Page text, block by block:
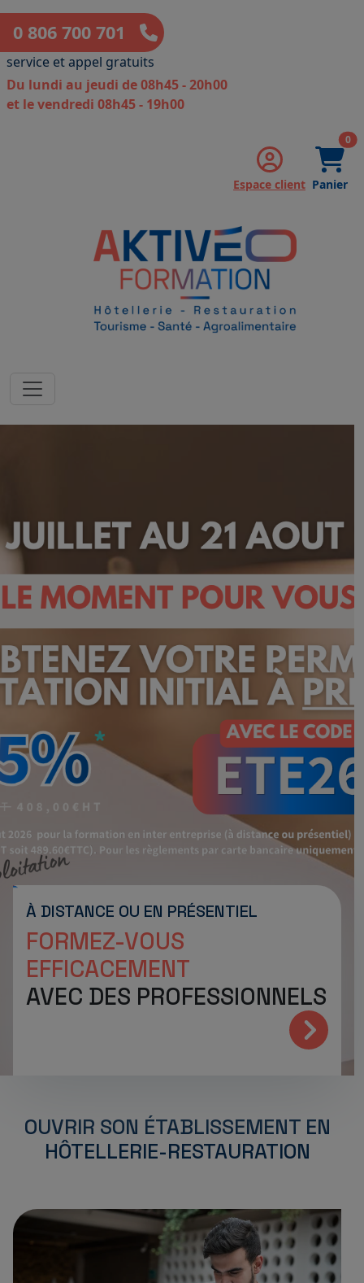
0 806 700 701
service et appel gratuits
Du lundi au jeudi de 08h45 - 20h00
et le vendredi 08h45 - 19h00
Espace client Panier
0
À DISTANCE OU EN PRÉSENTIEL
FORMEZ-VOUS
EFFICACEMENT
AVEC DES PROFESSIONNELS
OUVRIR SON ÉTABLISSEMENT EN
HÔTELLERIE-RESTAURATION